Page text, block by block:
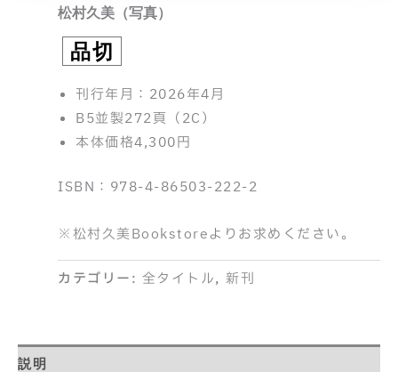
松村久美（写真）
品切
刊行年月：2026年4月
B5並製272頁（2C）
本体価格4,300円
ISBN：978-4-86503-222-2
※松村久美Bookstoreよりお求めください。
カテゴリー: 全タイトル, 新刊
説明